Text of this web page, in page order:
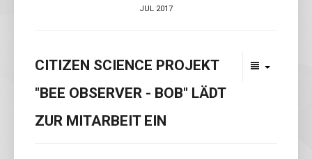
JUL 2017
CITIZEN SCIENCE PROJEKT
"BEE OBSERVER - BOB" LÄDT
ZUR MITARBEIT EIN